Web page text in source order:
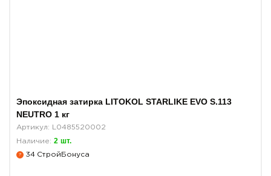
Эпоксидная затирка LITOKOL STARLIKE EVO S.113
NEUTRO 1 кг
Артикул: L0485520002
Наличие: 2 шт.
? 34 СтройБонуса